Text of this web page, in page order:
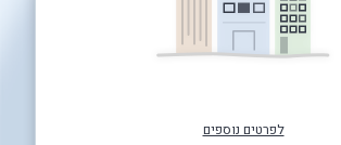
לפרטים נוספים